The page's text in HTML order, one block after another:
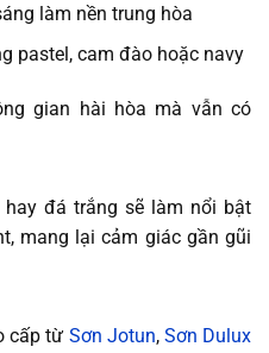
làm nền trung hòa
pastel, cam đào hoặc navy
gian hài hòa mà vẫn có
hay đá trắng sẽ làm nổi bật
mang lại cảm giác gần gũi
cấp từ Sơn Jotun, Sơn Dulux